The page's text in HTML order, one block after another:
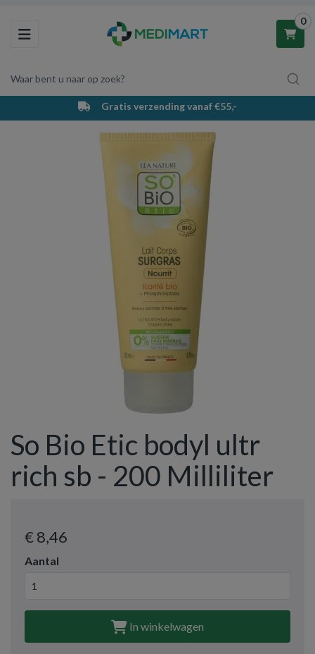
Toggle navigation
Waar bent u naar op zoek?
0
Winkelwagen
Uw winkelwagen is leeg.
Vul hem met producten.
Gratis verzending vanaf €55,-
So Bio Etic bodyl ultr
rich sb - 200 Milliliter
€ 8,46
Aantal
In winkelwagen